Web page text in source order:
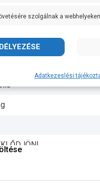
szolgálnak a
Adatkezeslési